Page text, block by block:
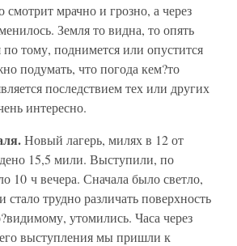
мрачно и грозно, а через
Земля то видна, то опять
по тому, поднимется или опустится
подумать, что погода кем?то
последствием тех или других
интересно.
Новый лагерь, милях в 12 от
15,5 мили. Выступили, по
10 ч вечера. Сначала было светло,
стало трудно различать поверхность
утомились. Часа через
выступления мы пришли к